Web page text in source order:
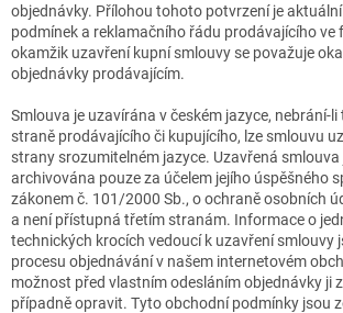
objednávky. Přílohou tohoto potvrzení je
podmínek a reklamačního řádu prodávajícího ve
okamžik uzavření kupní smlouvy se považuje
objednávky prodávajícím.
Smlouva je uzavírána v českém jazyce, nebrání-
straně prodávajícího či kupujícího, lze smlouvu
strany srozumitelném jazyce. Uzavřená
archivována pouze za účelem jejího úspěšného
zákonem č. 101/2000 Sb., o ochraně osobních
a není přístupná třetím stranám. Informace o
technických krocích vedoucí k uzavření smlouvy
procesu objednávání v našem internetovém
možnost před vlastním odesláním objednávky ji
případně opravit. Tyto obchodní podmínky jsou